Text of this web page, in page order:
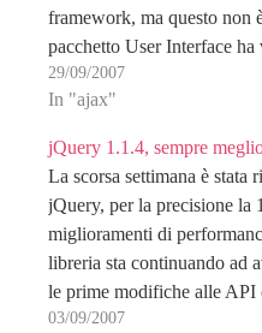
framework, ma questo non
pacchetto User Interface
anche se definirlo…
29/09/2007
In "ajax"
jQuery 1.1.4, sempre
La scorsa settimana è stata
jQuery, per la precisione la
miglioramenti di
libreria sta continuando ad
le prime modifiche alle API
trunk 1.2. Nello specifico…
03/09/2007